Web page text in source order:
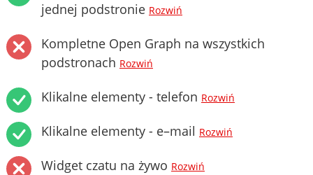
jednej podstronie Rozwiń
Kompletne Open Graph na wszystkich
podstronach Rozwiń
Klikalne elementy - telefon Rozwiń
Klikalne elementy - e–mail Rozwiń
Widget czatu na żywo Rozwiń